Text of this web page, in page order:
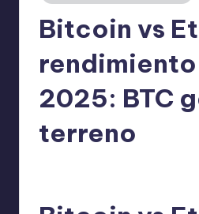
Bitcoin vs
2025: BTC
terreno